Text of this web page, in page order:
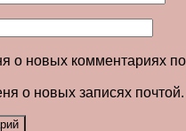
о новых комментариях
о новых записях почтой.